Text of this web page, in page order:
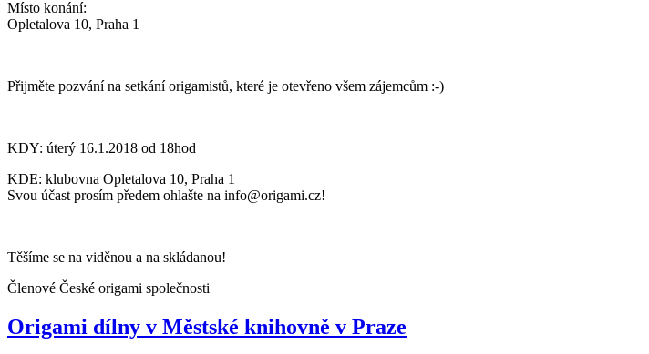
Místo konání:
Opletalova 10, Praha 1
Přijměte pozvání na setkání origamistů, které je otevřeno všem zájemcům :-)
KDY: úterý 16.1.2018 od 18hod
KDE: klubovna Opletalova 10, Praha 1
Svou účast prosím předem ohlašte na info@origami.cz!
Těšíme se na viděnou a na skládanou!
Členové České origami společnosti
Origami dílny v Městské knihovně v Praze